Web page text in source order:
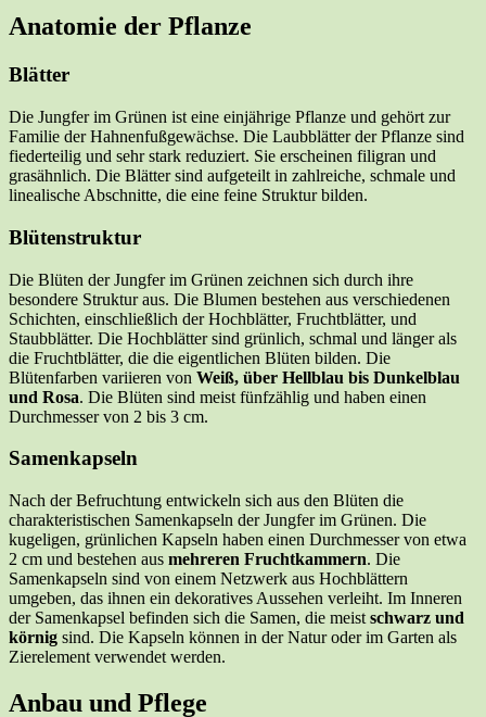
Anatomie der Pflanze
Blätter
Die Jungfer im Grünen ist eine einjährige Pflanze und gehört zur
Familie der Hahnenfußgewächse. Die Laubblätter der Pflanze sind
fiederteilig und sehr stark reduziert. Sie erscheinen filigran und
grasähnlich. Die Blätter sind aufgeteilt in zahlreiche, schmale und
linealische Abschnitte, die eine feine Struktur bilden.
Blütenstruktur
Die Blüten der Jungfer im Grünen zeichnen sich durch ihre
besondere Struktur aus. Die Blumen bestehen aus verschiedenen
Schichten, einschließlich der Hochblätter, Fruchtblätter, und
Staubblätter. Die Hochblätter sind grünlich, schmal und länger als
die Fruchtblätter, die die eigentlichen Blüten bilden. Die
Blütenfarben variieren von Weiß, über Hellblau bis Dunkelblau
und Rosa. Die Blüten sind meist fünfzählig und haben einen
Durchmesser von 2 bis 3 cm.
Samenkapseln
Nach der Befruchtung entwickeln sich aus den Blüten die
charakteristischen Samenkapseln der Jungfer im Grünen. Die
kugeligen, grünlichen Kapseln haben einen Durchmesser von etwa
2 cm und bestehen aus mehreren Fruchtkammern. Die
Samenkapseln sind von einem Netzwerk aus Hochblättern
umgeben, das ihnen ein dekoratives Aussehen verleiht. Im Inneren
der Samenkapsel befinden sich die Samen, die meist schwarz und
körnig sind. Die Kapseln können in der Natur oder im Garten als
Zierelement verwendet werden.
Anbau und Pflege